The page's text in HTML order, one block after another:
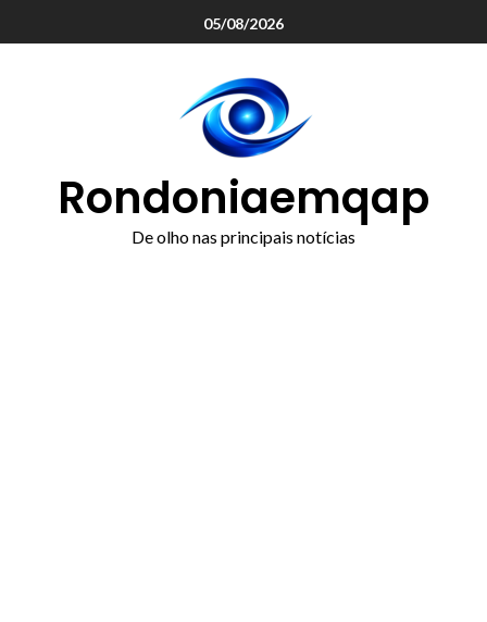
05/08/2026
Rondoniaemqap
De olho nas principais notícias